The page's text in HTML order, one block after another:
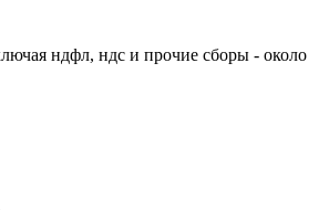
ндфл, ндс и прочие сборы - около